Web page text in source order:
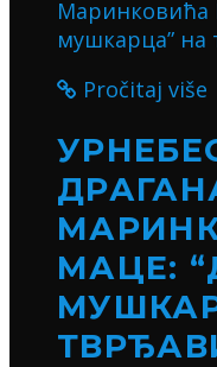
Pročitaj više
МАЦЕ: